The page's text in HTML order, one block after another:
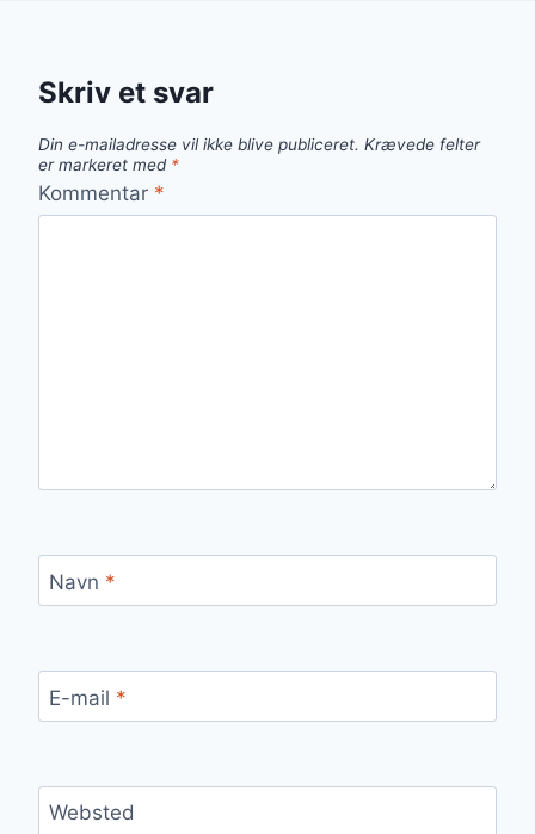
Skriv et svar
Din e-mailadresse vil ikke blive publiceret. Krævede felter
er markeret med *
Kommentar *
Navn *
E-mail *
Websted